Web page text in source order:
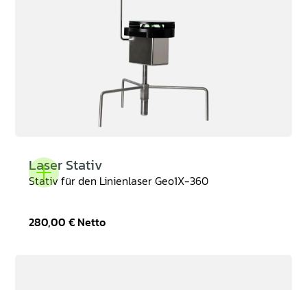
Laser Stativ
Stativ für den Linienlaser Geo1X-360
280,00 €Netto